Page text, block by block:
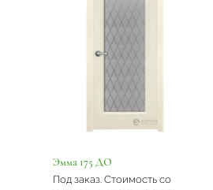
Эмма 175 ДО
Под заказ. Стоимость со